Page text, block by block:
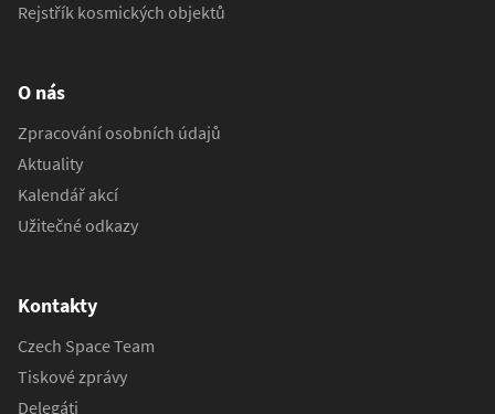
Rejstřík kosmických objektů
O nás
Zpracování osobních údajů
Aktuality
Kalendář akcí
Užitečné odkazy
Kontakty
Czech Space Team
Tiskové zprávy
Delegáti